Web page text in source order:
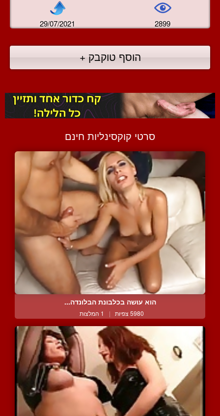
29/07/2021 2899
הוסף טוקבק +
סרטי קוקסינליות חינם
הוא עושה בכלבונת הבלונדה...
5980 צפיות | 1 המלצות